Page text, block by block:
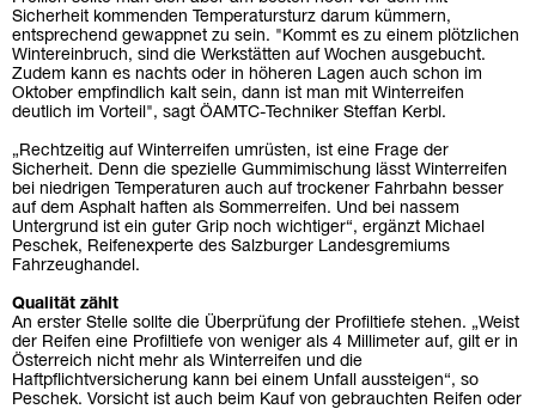
Sicherheit kommenden Temperatursturz darum kümmern,
entsprechend gewappnet zu sein. "Kommt es zu einem plötzlichen
Wintereinbruch, sind die Werkstätten auf Wochen ausgebucht.
Zudem kann es nachts oder in höheren Lagen auch schon im
Oktober empfindlich kalt sein, dann ist man mit Winterreifen
deutlich im Vorteil", sagt ÖAMTC-Techniker Steffan Kerbl.
„Rechtzeitig auf Winterreifen umrüsten, ist eine Frage der
Sicherheit. Denn die spezielle Gummimischung lässt Winterreifen
bei niedrigen Temperaturen auch auf trockener Fahrbahn besser
auf dem Asphalt haften als Sommerreifen. Und bei nassem
Untergrund ist ein guter Grip noch wichtiger“, ergänzt Michael
Peschek, Reifenexperte des Salzburger Landesgremiums
Fahrzeughandel.
Qualität zählt
An erster Stelle sollte die Überprüfung der Profiltiefe stehen. „Weist
der Reifen eine Profiltiefe von weniger als 4 Millimeter auf, gilt er in
Österreich nicht mehr als Winterreifen und die
Haftpflichtversicherung kann bei einem Unfall aussteigen“, so
Peschek. Vorsicht ist auch beim Kauf von gebrauchten Reifen oder